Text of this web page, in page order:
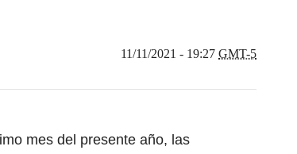
11/11/2021 - 19:27 GMT-5
mes del presente año, las